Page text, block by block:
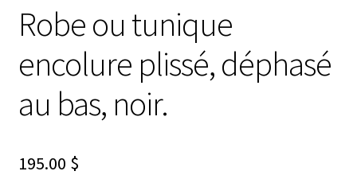
menu
Robe ou tunique
encolure plissé, déphasé
au bas, noir.
195.00 $